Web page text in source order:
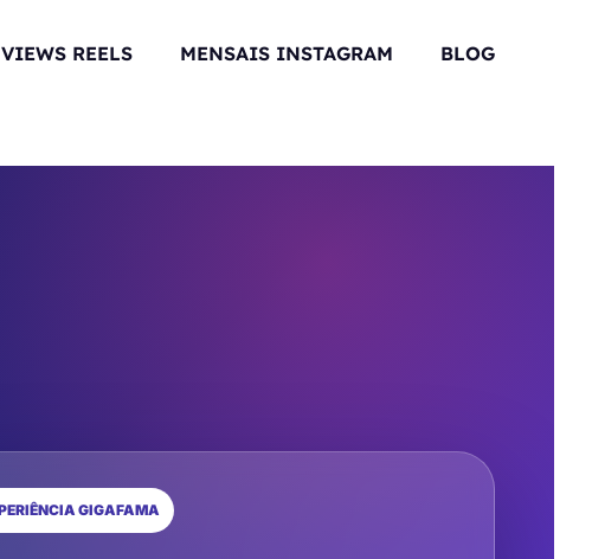
VIEWS REELS MENSAIS INSTAGRAM BLOG
GIGAFAMA